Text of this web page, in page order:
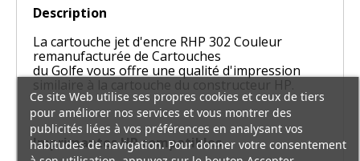
Description
La cartouche jet d'encre RHP 302 Couleur
remanufacturée de Cartouches
du Golfe vous offre une qualité d'impression
similaire à la cartouche du constructeur HP.
Imprimantes HP compatibles
Ce site Web utilise ses propres cookies et ceux de tiers
pour améliorer nos services et vous montrer des
publicités liées à vos préférences en analysant vos
habitudes de navigation. Pour donner votre consentement